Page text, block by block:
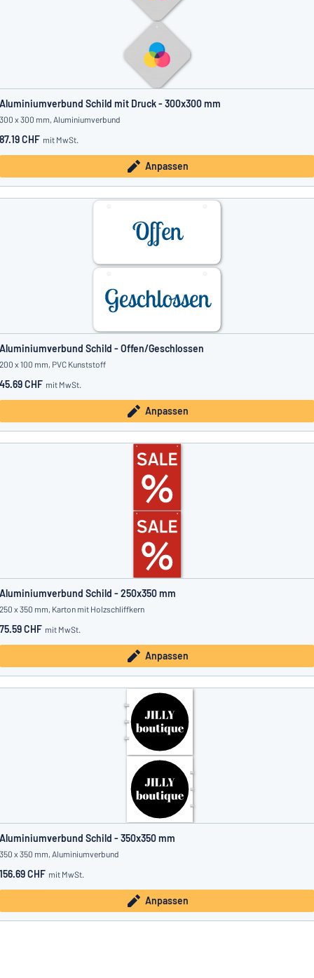
Aluminiumverbund Schild mit Druck - 300x300 mm
300 x 300 mm, Aluminiumverbund
87.19 CHF mit MwSt.
Anpassen
Aluminiumverbund Schild - Offen/Geschlossen
200 x 100 mm, PVC Kunststoff
45.69 CHF mit MwSt.
Anpassen
Aluminiumverbund Schild - 250x350 mm
250 x 350 mm, Karton mit Holzschliffkern
75.59 CHF mit MwSt.
Anpassen
Aluminiumverbund Schild - 350x350 mm
350 x 350 mm, Aluminiumverbund
156.69 CHF mit MwSt.
Anpassen